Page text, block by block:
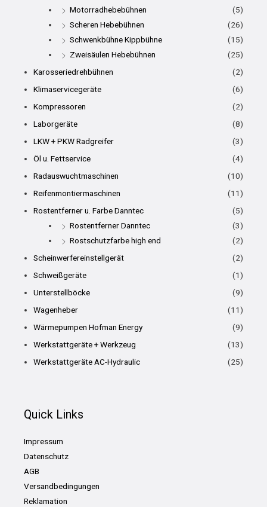
Motorradhebebühnen
(5)
Scheren Hebebühnen
(26)
Schwenkbühne Kippbühne
(15)
Zweisäulen Hebebühnen
(25)
Karosseriedrehbühnen
(2)
Klimaservicegeräte
(6)
Kompressoren
(2)
Laborgeräte
(8)
LKW + PKW Radgreifer
(3)
Öl u. Fettservice
(4)
Radauswuchtmaschinen
(10)
Reifenmontiermaschinen
(11)
Rostentferner u. Farbe Danntec
(5)
Rostentferner Danntec
(3)
Rostschutzfarbe high end
(2)
Scheinwerfereinstellgerät
(2)
Schweißgeräte
(1)
Unterstellböcke
(9)
Wagenheber
(11)
Wärmepumpen Hofman Energy
(9)
Werkstattgeräte + Werkzeug
(13)
Werkstattgeräte AC-Hydraulic
(25)
Quick Links
Impressum
Datenschutz
AGB
Versandbedingungen
Reklamation